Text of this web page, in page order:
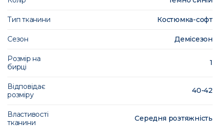
Тип тканини Костюмка-софт
Сезон Демісезон
Розмір на
бирці
1
Відповідає
розміру
40-42
Властивості
тканини
Середня розтяжність